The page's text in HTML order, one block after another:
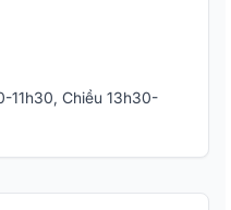
11h30, Chiều 13h30-